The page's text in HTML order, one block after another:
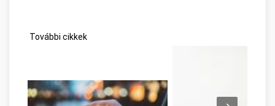
További cikkek